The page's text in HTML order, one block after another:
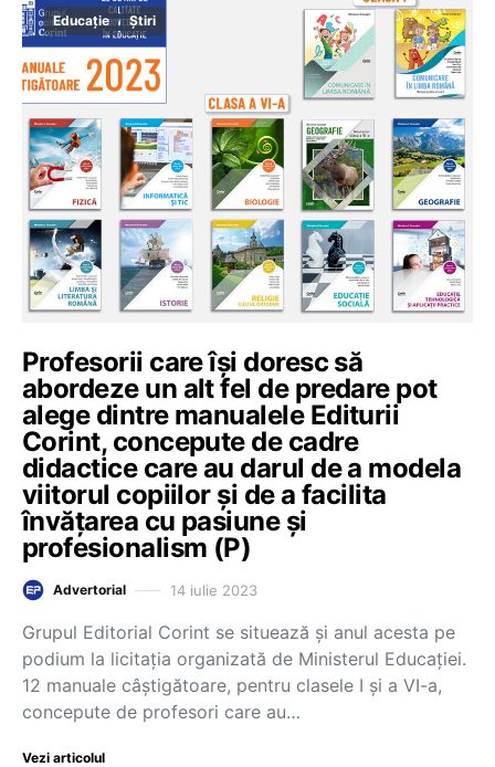
Educație Știri
Profesorii care își doresc să
abordeze un alt fel de predare pot
alege dintre manualele Editurii
Corint, concepute de cadre
didactice care au darul de a modela
viitorul copiilor și de a facilita
învăţarea cu pasiune şi
profesionalism (P)
Advertorial 14 iulie 2023
Grupul Editorial Corint se situează și anul acesta pe
podium la licitația organizată de Ministerul Educației.
12 manuale câștigătoare, pentru clasele I și a VI-a,
concepute de profesori care au…
Vezi articolul